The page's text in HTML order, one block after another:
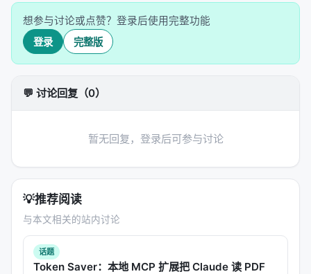
想参与讨论或点赞？登录后使用完整功能
登录 完整版
💬 讨论回复（0）
暂无回复，登录后可参与讨论
💡推荐阅读
与本文相关的站内讨论
话题
Token Saver：本地 MCP 扩展把 Claude 读 PDF